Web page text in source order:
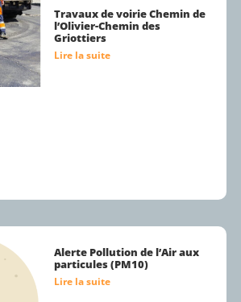
Travaux de voirie Chemin de
l’Olivier-Chemin des
Griottiers
Lire la suite
Alerte Pollution de l’Air aux
particules (PM10)
Lire la suite